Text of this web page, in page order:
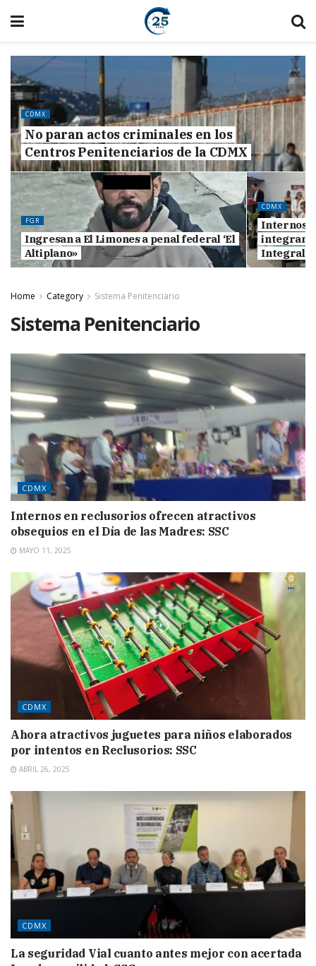
CDMX
No paran actos criminales en los
Centros Penitenciarios de la CDMX
FGR
Ingresan a El Limones a penal federal ‘El
Altiplano»
CDMX
Internos
integran
Integral:
Home Category Sistema Penitenciario
Sistema Penitenciario
CDMX
Internos en reclusorios ofrecen atractivos
obsequios en el Día de las Madres: SSC
MAYO 11, 2025
CDMX
Ahora atractivos juguetes para niños elaborados
por intentos en Reclusorios: SSC
ABRIL 26, 2025
CDMX
La seguridad Vial cuanto antes mejor con acertada